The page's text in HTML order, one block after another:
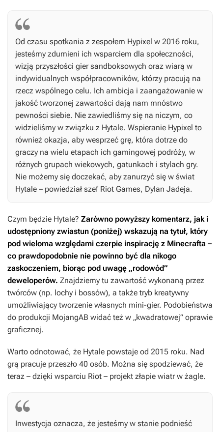
Od czasu spotkania z zespołem Hypixel w 2016 roku,
jesteśmy zdumieni ich wsparciem dla społeczności,
wizją przyszłości gier sandboksowych oraz wiarą w
indywidualnych współpracowników, którzy pracują na
rzecz wspólnego celu. Ich ambicja i zaangażowanie w
jakość tworzonej zawartości dają nam mnóstwo
pewności siebie. Nie zawiedliśmy się na niczym, co
widzieliśmy w związku z Hytale. Wspieranie Hypixel to
również okazja, aby wesprzeć grę, która dotrze do
graczy na wielu etapach ich gamingowej podróży, w
różnych grupach wiekowych, gatunkach i stylach gry.
Nie możemy się doczekać, aby zanurzyć się w świat
Hytale – powiedział szef Riot Games, Dylan Jadeja.
Czym będzie Hytale? Zarówno powyższy komentarz, jak i
udostępniony zwiastun (poniżej) wskazują na tytuł, który
pod wieloma względami czerpie inspirację z Minecrafta –
co prawdopodobnie nie powinno być dla nikogo
zaskoczeniem, biorąc pod uwagę „rodowód”
deweloperów. Znajdziemy tu zawartość wykonaną przez
twórców (np. lochy i bossów), a także tryb kreatywny
umożliwiający tworzenie własnych mini-gier. Podobieństwa
do produkcji MojangAB widać też w „kwadratowej” oprawie
graficznej.
Warto odnotować, że Hytale powstaje od 2015 roku. Nad
grą pracuje przeszło 40 osób. Można się spodziewać, że
teraz – dzięki wsparciu Riot – projekt złapie wiatr w żagle.
Inwestycja oznacza, że jesteśmy w stanie podnieść